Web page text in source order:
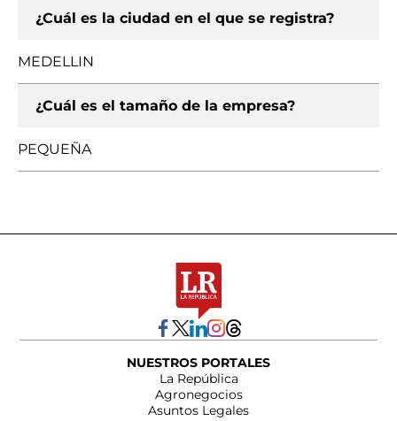
¿Cuál es la ciudad en el que se registra?
MEDELLIN
¿Cuál es el tamaño de la empresa?
PEQUEÑA
NUESTROS PORTALES
La República
Agronegocios
Asuntos Legales